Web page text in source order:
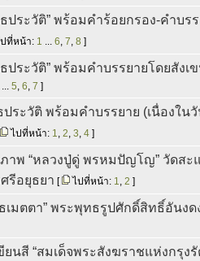
ประวัติ” พร้อมคำร้อยกรอง-คำบร
ที่หน้า: 1 ... 6, 7, 8 ]
ประวัติ” พร้อมคำบรรยายโดยสังเ
... 5, 6, 7 ]
ระวัติ พร้อมคำบรรยาย (เนื่องใน
ไปที่หน้า: 1, 2, 3, 4 ]
าพ “หลวงปู่ดู่ พรหมปัญโญ” วัดสะ
รีอยุธยา [ ไปที่หน้า: 1, 2 ]
เมตตา” พระพุทธรูปศักดิ์สิทธิ์อันงด
ยนสี “สมเด็จพระสังฆราชแห่งกรุง